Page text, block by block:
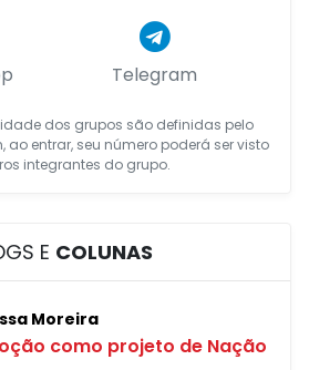
Telegram
dos grupos são definidas pelo
ao entrar, seu número poderá ser visto
integrantes do grupo.
E COLUNAS
Moreira
como projeto de Nação